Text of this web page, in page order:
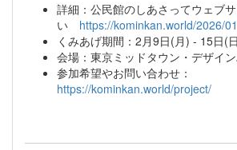
詳細：公民館のしあさってウェブ
い https://kominkan.world/2026/
くみあげ期間：2月9日(月) - 15日(
会場：東京ミッドタウン・デザイ
参加希望やお問い合わせ：
https://kominkan.world/project/